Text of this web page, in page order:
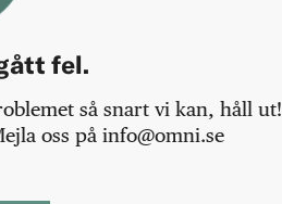
fel.
så snart vi kan, håll ut!
oss på info@omni.se